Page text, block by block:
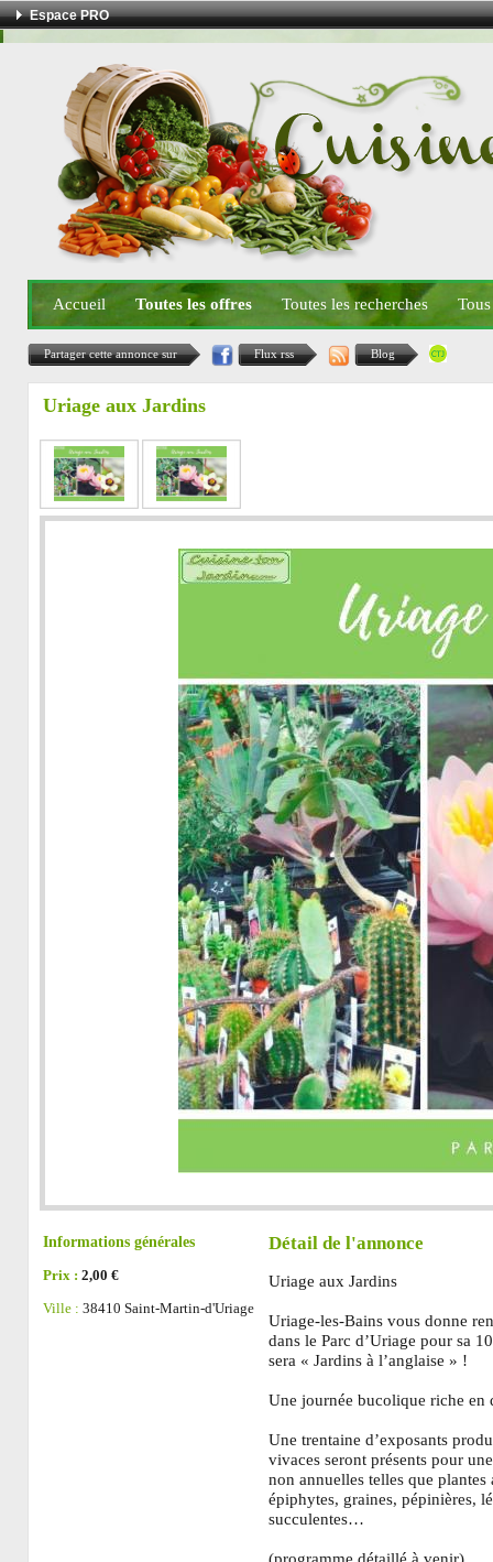
Espace PRO
Accueil Toutes les offres Toutes les recherches
Partager cette annonce sur Flux rss Blog
Uriage aux Jardins
Informations générales
Prix : 2,00 €
Ville : 38410 Saint-Martin-d'Uriage
Détail de l'annonce
Uriage aux Jardins
Uriage-les-Bains vous donne
dans le Parc d’Uriage pour sa
sera « Jardins à l’anglaise » !
Une journée bucolique riche en
Une trentaine d’exposants
vivaces seront présents pour
non annuelles telles que
épiphytes, graines, pépinières,
succulentes…
(programme détaillé à venir)